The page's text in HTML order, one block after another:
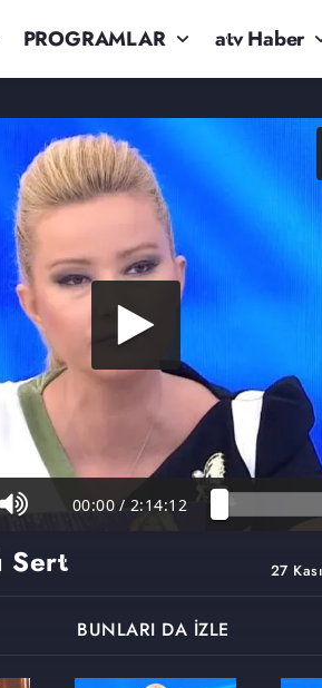
PROGRAMLAR atv Haber
00:00 / 2:14:12
27
Sert
BUNLARI DA İZLE